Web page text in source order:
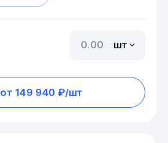
шт
от 149 940 ₽/шт